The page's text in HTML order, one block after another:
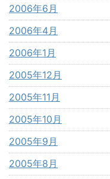
2006年6月
2006年4月
2006年1月
2005年12月
2005年11月
2005年10月
2005年9月
2005年8月